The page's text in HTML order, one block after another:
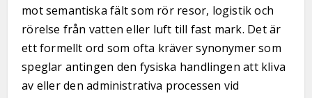
mot semantiska fält som rör resor, logistik och
rörelse från vatten eller luft till fast mark. Det är
ett formellt ord som ofta kräver synonymer som
speglar antingen den fysiska handlingen att kliva
av eller den administrativa processen vid